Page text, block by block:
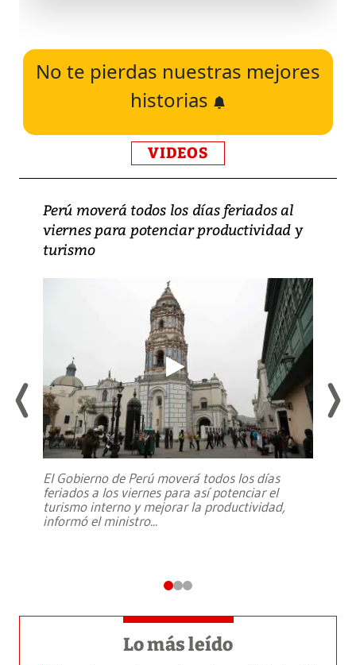
No te pierdas nuestras mejores
historias
VIDEOS
Perú moverá todos los días feriados al
viernes para potenciar productividad y
turismo
El Gobierno de Perú moverá todos los días
feriados a los viernes para así potenciar el
turismo interno y mejorar la productividad,
informó el ministro...
Lo más leído